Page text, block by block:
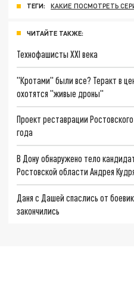
ТЕГИ: КАКИЕ ПОСМОТРЕТЬ
ЧИТАЙТЕ ТАКЖЕ:
Технофашисты XXI века
"Кротами" были все? Теракт в
охотятся "живые дроны"
Проект реставрации
года
В Дону обнаружено тело
Ростовской области Андрея
Даня с Дашей спаслись от
закончились